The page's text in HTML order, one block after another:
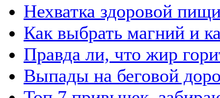
Нехватка здоровой
Как выбрать магний и
Правда ли, что жир
Выпады на беговой